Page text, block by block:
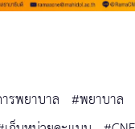
รพยาบาล #พยาบาล